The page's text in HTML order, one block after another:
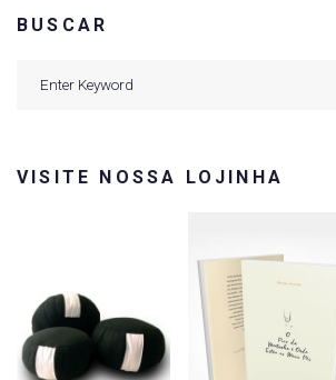
BUSCAR
VISITE NOSSA LOJINHA